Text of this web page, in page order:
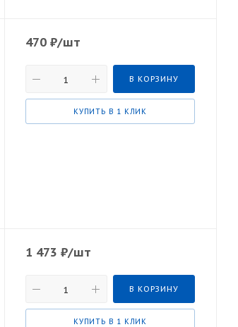
470 ₽/шт
В КОРЗИНУ
КУПИТЬ В 1 КЛИК
1 473 ₽/шт
В КОРЗИНУ
КУПИТЬ В 1 КЛИК